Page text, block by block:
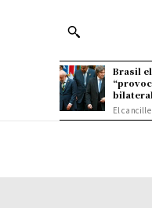
Brasil
bilateral
El